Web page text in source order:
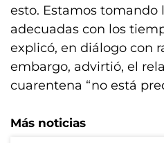
esto. Estamos tomando
adecuadas con los
explicó, en diálogo con
embargo, advirtió, el
cuarentena “no está
Más noticias